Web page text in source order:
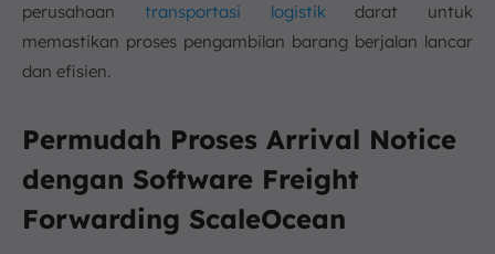
perusahaan transportasi logistikdarat untuk
memastikan proses pengambilan barang berjalan lancar
dan efisien.
Permudah Proses Arrival Notice
dengan Software Freight
Forwarding ScaleOcean